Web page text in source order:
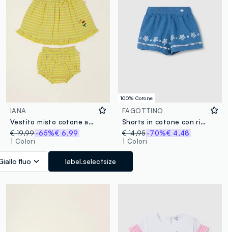
IANA
Vestito misto cotone a righe IANA
€ 19,99-65%€ 6,99
1 Colori
fluo label.selectsize
100% Cotone
FAGOTTINO
Shorts in cotone con ricamo floreale
€ 14,95 -70%€ 4,48
1 Colori